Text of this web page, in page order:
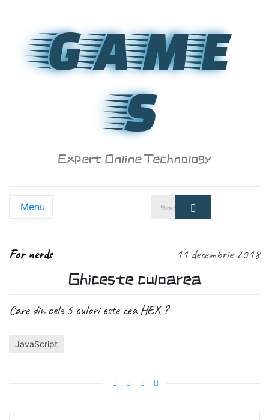
GAME
S
Expert Online Technology
Menu
For nerds
11 decembrie 2018
Ghiceste culoarea
Care din cele 5 culori este cea HEX ?
JavaScript